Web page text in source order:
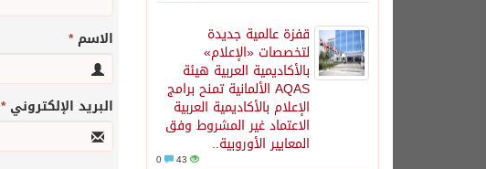
قفزة عالمية جديدة
لتخصصات «الإعلام»
بالأكاديمية العربية هيئة
AQAS الألمانية تمنح برامج
الإعلام بالأكاديمية العربية
الاعتماد غير المشروط وفق
المعايير الأوروبية..
43
الاسم*
البريد الإلكتروني*